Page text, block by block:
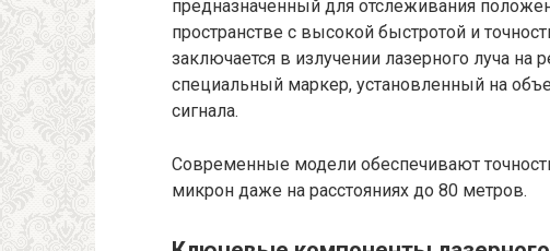
предназначенный для отслеживания
пространстве с высокой быстротой и
заключается в излучении лазерного луча
специальный маркер, установленный на
сигнала.
Современные модели обеспечивают
микрон даже на расстояниях до 80 метров.